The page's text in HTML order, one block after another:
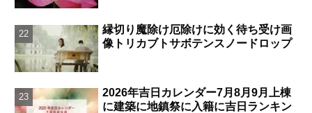
縁切り魔除け厄除けに効く待ち受け画
像トリカブトサボテンスノードロップ
2026年吉日カレンダー7月8月9月上棟
に建築に地鎮祭に入籍に吉日ランキン